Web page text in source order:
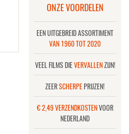
ONZE VOORDELEN
EEN UITGEBREID ASSORTIMENT
VAN 1960 TOT 2020
VEEL FILMS DIEVERVALLENZIJN!
ZEERSCHERPEPRIJZEN!
€ 2,49 VERZENDKOSTENVOOR
NEDERLAND